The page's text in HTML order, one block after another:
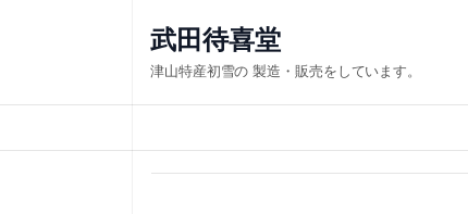
ス
キ
武田待喜堂
津山特産初雪の 製造・販売をしています。